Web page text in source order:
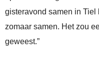
gisteravond samen in
zomaar samen. Het zou
geweest.”